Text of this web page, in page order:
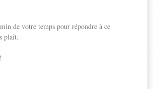
de votre temps pour répondre à ce
plaît.